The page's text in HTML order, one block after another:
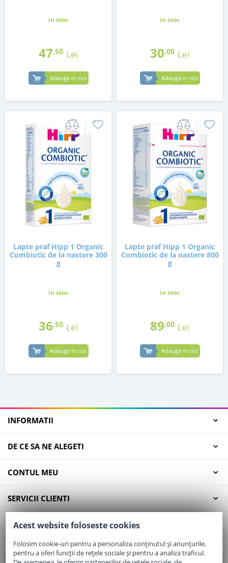
in stoc
47,50 Lei
Adauga in cos
in stoc
30,00 Lei
Adauga in cos
Lapte praf Hipp 1 Organic
Combiotic de la nastere 300
g
in stoc
36,50 Lei
Adauga in cos
Lapte praf Hipp 1 Organic
Combiotic de la nastere 800
g
in stoc
89,00 Lei
Adauga in cos
INFORMATII
DE CE SA NE ALEGETI
CONTUL MEU
SERVICII CLIENTI
CONTACT
Email:office@elaptepraf.ro
Acest website foloseste cookies
Folosim cookie-uri pentru a personaliza conținutul și anunțurile,
pentru a oferi funcții de rețele sociale și pentru a analiza traficul.